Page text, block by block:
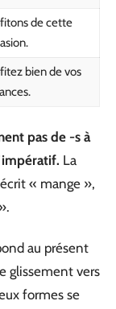
de cette
bien de vos
pas de -s à
La
« mange »,
au présent
glissement vers
formes se